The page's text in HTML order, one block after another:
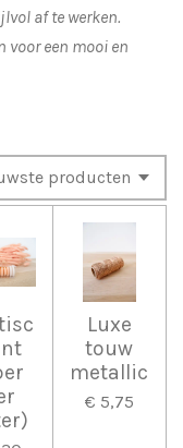
af te werken.
voor een mooi en
Luxe
touw
metallic
€ 5,75